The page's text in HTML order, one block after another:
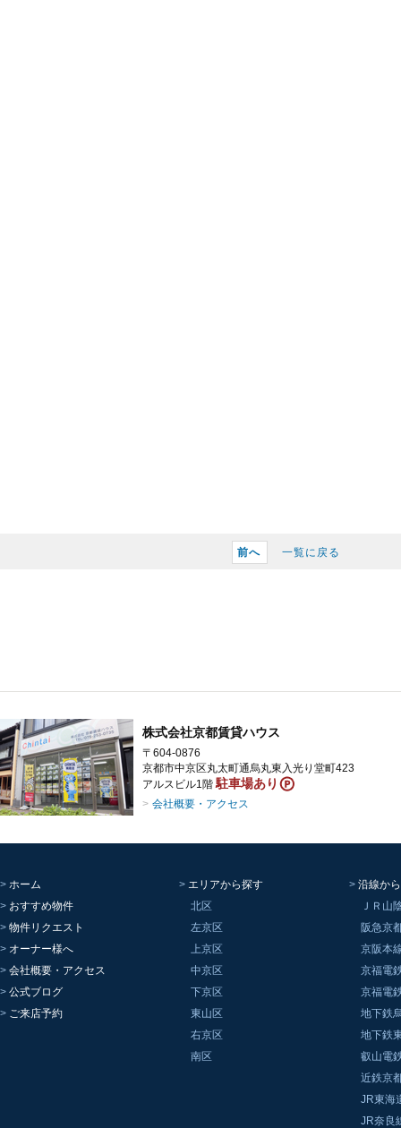
前へ 一覧に戻る
株式会社京都賃貸ハウス
〒604-0876
京都市中京区丸太町通烏丸東入光り堂町423
アルスビル1階 駐車場あり
会社概要・アクセス
ホーム
おすすめ物件
物件リクエスト
オーナー様へ
会社概要・アクセス
公式ブログ
ご来店予約
エリアから探す
北区
左京区
上京区
中京区
下京区
東山区
右京区
南区
沿線か
ＪＲ山
阪急京
京阪本
京福電
京福電
地下鉄
地下鉄
叡山電
近鉄京
JR東海
JR奈良